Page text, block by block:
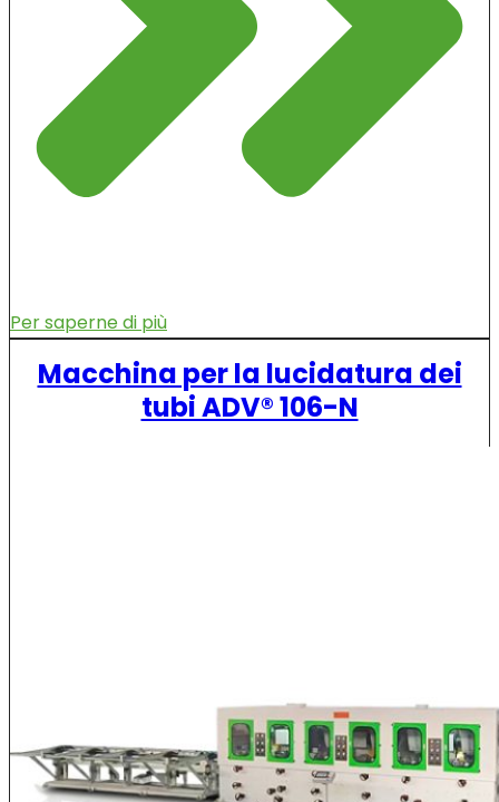
Per saperne di più
Macchina per la lucidatura dei
tubi ADV® 106-N